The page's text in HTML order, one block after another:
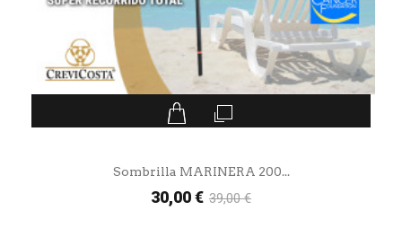
Sombrilla MARINERA 200...
30,00 € 39,00 €